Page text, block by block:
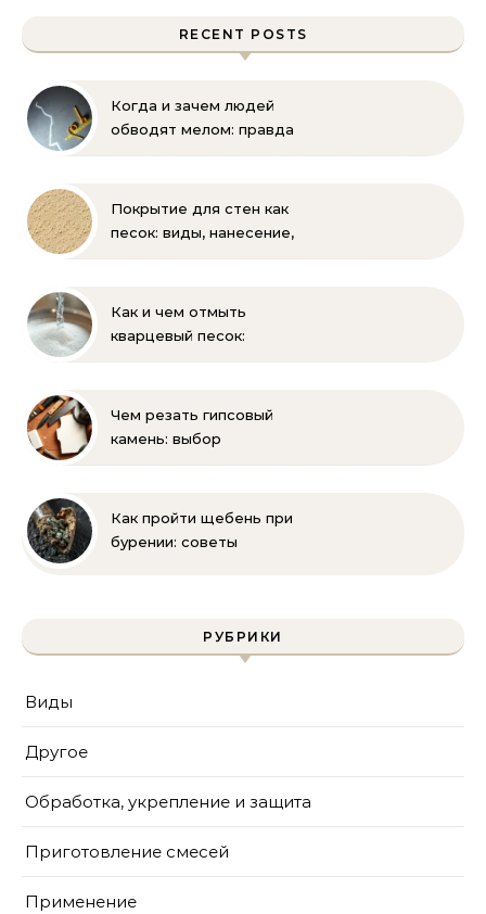
RECENT POSTS
Когда и зачем людей
обводят мелом: правда
Покрытие для стен как
песок: виды, нанесение,
Как и чем отмыть
кварцевый песок:
Чем резать гипсовый
камень: выбор
Как пройти щебень при
бурении: советы
РУБРИКИ
Виды
Другое
Обработка, укрепление и защита
Приготовление смесей
Применение